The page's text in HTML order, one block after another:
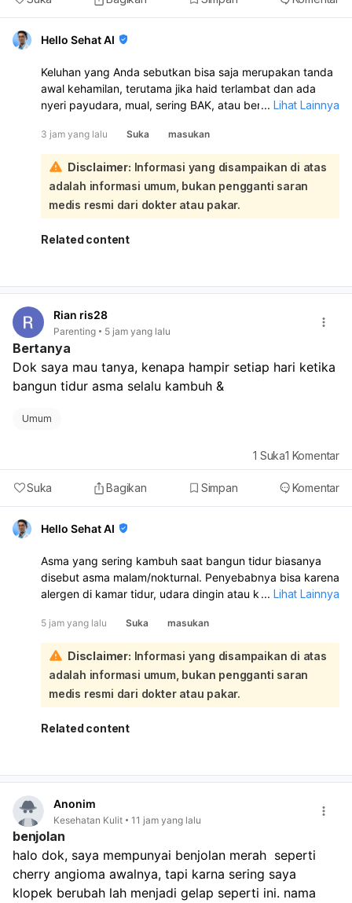
Hello Sehat AI
Keluhan yang Anda sebutkan bisa saja merupakan tanda
awal kehamilan, terutama jika haid terlambat dan ada
nyeri payudara, mual, sering BAK, atau bercak darah.
perut dan vagina, serta sakit pinggang juga bisa
disebabkan hal lain, jadi belum bisa dipastikan hanya dari
gejala:
Sebaiknya lakukan test pack sekarang, karena sudah
sekitar 1 minggu setelah berhubungan dan haid belum
datang. Jika hasilnya positif, periksakan ke dokter
kandungan atau dokter umum untuk memastikan dan
Kalau nyeri makin berat, disertai perdarahan, demam,
... Lihat Lainnya
3 jam yang lalu Suka masukan
Disclaimer: Informasi yang disampaikan di atas
adalah informasi umum, bukan pengganti saran
medis resmi dari dokter atau pakar.
Related content
Rian ris28
Parenting 5 jam yang lalu
Bertanya
Dok saya mau tanya, kenapa hampir setiap hari ketika
bangun tidur asma selalu kambuh &
Umum
Suka Bagikan Simpan Komentar
1 Suka1 Komentar
Hello Sehat AI
Asma yang sering kambuh saat bangun tidur biasanya
disebut asma malam/nokturnal. Penyebabnya bisa karena
alergen di kamar tidur, udara dingin atau kering, posisi
berubah saat malam. Sebaiknya Anda periksa ke dokter
spesialis paru atau alergi/imunologi untuk evaluasi dan
penyesuaian obat. Untuk membantu mengurangi
kambuh, jaga kamar tidur tetap bersih, hindari debu dan
hewan peliharaan, gunakan obat/inhaler sesuai anjuran
dokter, dan tinggikan posisi kepala saat tidur.
... Lihat Lainnya
5 jam yang lalu Suka masukan
Disclaimer: Informasi yang disampaikan di atas
adalah informasi umum, bukan pengganti saran
medis resmi dari dokter atau pakar.
Related content
Anonim
Kesehatan Kulit 11 jam yang lalu
benjolan
halo dok, saya mempunyai benjolan merah  seperti
cherry angioma awalnya, tapi karna sering saya
klopek berubah lah menjadi gelap seperti ini. nama